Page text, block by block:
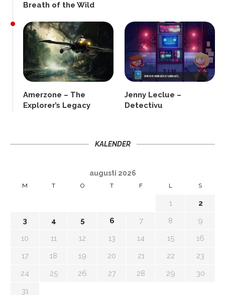
Breath of the Wild
Amerzone – The
Explorer’s Legacy
Jenny Leclue –
Detectivu
KALENDER
augusti 2026
M T O T F L S
1
2
3
4 5 6 7 8
9
10
11 12 13 14 15
16
17
18 19 20 21 22
23
24
25 26 27 28 29
30
31